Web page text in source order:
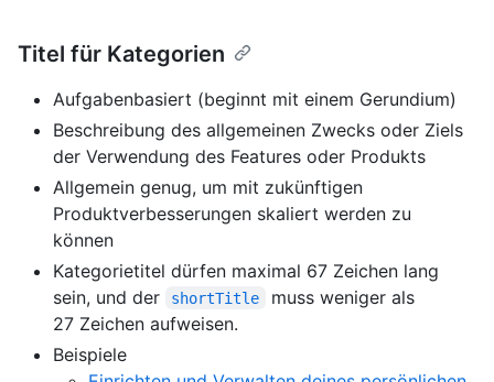
Titel für Kategorien
Aufgabenbasiert (beginnt mit einem Gerundium)
Beschreibung des allgemeinen Zwecks oder Ziels
der Verwendung des Features oder Produkts
Allgemein genug, um mit zukünftigen
Produktverbesserungen skaliert werden zu
können
Kategorietitel dürfen maximal 67 Zeichen lang
sein, und der
shortTitle
muss weniger als
27 Zeichen aufweisen.
Beispiele